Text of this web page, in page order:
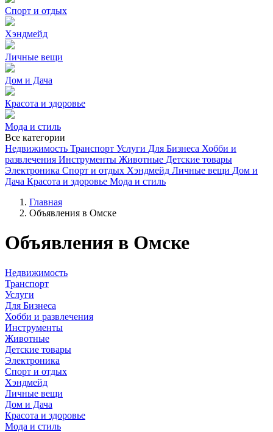
Спорт и отдых
Хэндмейд
Личные вещи
Дом и Дача
Красота и здоровье
Мода и стиль
Все категории
Недвижимость Транспорт Услуги Для Бизнеса Хобби и
развлечения Инструменты Животные Детские товары
Электроника Спорт и отдых Хэндмейд Личные вещи Дом и
Дача Красота и здоровье Мода и стиль
Главная
Объявления в Омске
Объявления в Омске
Недвижимость
Транспорт
Услуги
Для Бизнеса
Хобби и развлечения
Инструменты
Животные
Детские товары
Электроника
Спорт и отдых
Хэндмейд
Личные вещи
Дом и Дача
Красота и здоровье
Мода и стиль